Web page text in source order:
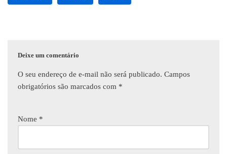
Deixe um comentário
O seu endereço de e-mail não será publicado. Campos
obrigatórios são marcados com *
Nome *